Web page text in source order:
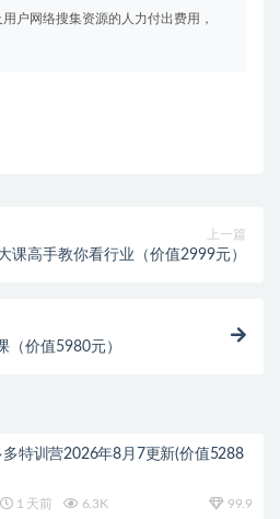
户网络搜集资源的人力付出费用，
上一篇
课高手教你看行业（价值2999元）
（价值5980元）
特训营2026年8月7更新(价值5288
1 天前 6.3K 99.9